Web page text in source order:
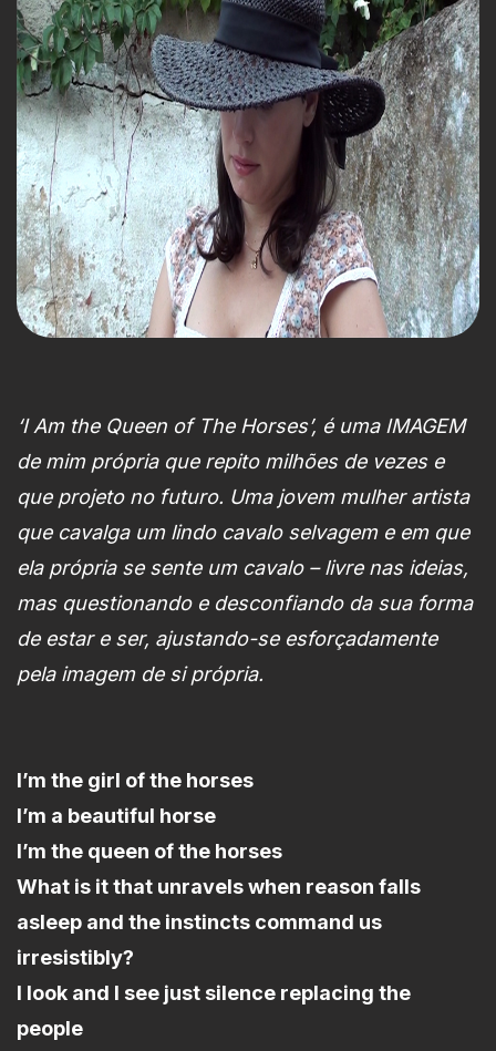
‘I Am the Queen of The Horses’, é uma IMAGEM
de mim própria que repito milhões de vezes e
que projeto no futuro. Uma jovem mulher artista
que cavalga um lindo cavalo selvagem e em que
ela própria se sente um cavalo – livre nas ideias,
mas questionando e desconfiando da sua forma
de estar e ser, ajustando-se esforçadamente
pela imagem de si própria.
I’m the girl of the horses
I’m a beautiful horse
I’m the queen of the horses
What is it that unravels when reason falls
asleep and the instincts command us
irresistibly?
I look and I see just silence replacing the
people